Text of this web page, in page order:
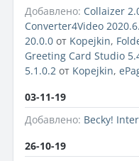
Добавлено: Collaizer
Converter4Video
20.0.0 от Kopejkin,
Greeting Card Studio
5.1.0.2 от Kopejkin,
03-11-19
Добавлено: Becky!
26-10-19